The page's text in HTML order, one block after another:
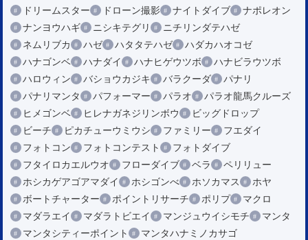
ドリームスター
ドローン撮影 ナイトダイブ
ナポレオン
ナンヨウハギ
ニシキテグリ
ニチリンダテハゼ
ネムリブカ
ハゼ ハタタテハゼ
ハダカハオコゼ
ハナゴンベ
ハナダイ ハナヒゲウツボ
ハナビラウツボ
ハロウィン
バショウカジキ バラクーダ
パナリ
パナリマンタ
パフォーマー パラオ
パラオ龍馬クルーズ
ヒメゴンベ
ヒレナガネジリンボウ
ビッグドロップ
ビーチ
ピカチューウミウシ ファミリー
フエダイ
フォトコン
フォトコンテスト
フォトダイブ
フタイロカエルウオ
フローダイブ ベラ
ペリリュー
ホシカゲアゴアマダイ
ホシゴンべ ホソカマス
ホヤ
ボートチャーター
ポイントリサーチ ポリプ
マクロ
マダラエイ
マダラトビエイ マンジュウイシモチ
マンタ
マンタシティーポイント
マンタハナミノカサゴ